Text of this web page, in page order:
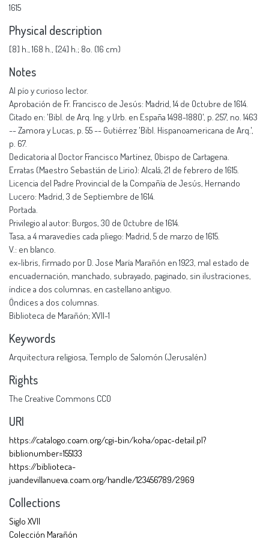
1615
Physical description
[8] h., 168 h., [24] h.; 8o. (16 cm)
Notes
Al pío y curioso lector.
Aprobación de Fr. Francisco de Jesús: Madrid, 14 de Octubre de 1614.
Citado en: 'Bibl. de Arq. Ing. y Urb. en España 1498-1880', p. 257, no. 1463
-- Zamora y Lucas, p. 55 -- Gutiérrez 'Bibl. Hispanoamericana de Arq.',
p. 67.
Dedicatoria al Doctor Francisco Martínez, Obispo de Cartagena.
Erratas (Maestro Sebastián de Lirio): Alcalá, 21 de febrero de 1615.
Licencia del Padre Provincial de la Compañía de Jesús, Hernando
Lucero: Madrid, 3 de Septiembre de 1614.
Portada.
Privilegio al autor: Burgos, 30 de Octubre de 1614.
Tasa, a 4 maravedíes cada pliego: Madrid, 5 de marzo de 1615.
V.: en blanco.
ex-libris, firmado por D. Jose María Marañón en 1923, mal estado de
encuadernación, manchado, subrayado, paginado, sin ilustraciones,
índice a dos columnas, en castellano antiguo.
Öndices a dos columnas.
Biblioteca de Marañón; XVII-1
Keywords
Arquitectura religiosa Templo de Salomón (Jerusalén)
Rights
The Creative Commons CCO
URI
https://catalogo.coam.org/cgi-bin/koha/opac-detail.pl?
biblionumber=155133
https://biblioteca-
juandevillanueva.coam.org/handle/123456789/2969
Collections
Siglo XVII
Colección Marañón